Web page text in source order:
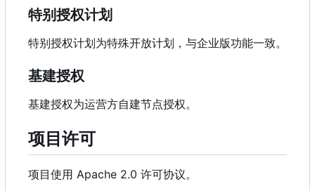
特别授权计划
特别授权计划为特殊开放计划，与企业版功能一致。
基建授权
基建授权为运营方自建节点授权。
项目许可
项目使用 Apache 2.0 许可协议。